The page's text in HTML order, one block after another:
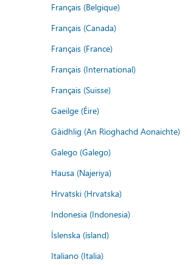
Français (Belgique)
Français (Canada)
Français (France)
Français (International)
Français (Suisse)
Gaeilge (Éire)
Gàidhlig (An Rìoghachd Aonaichte)
Galego (Galego)
Hausa (Najeriya)
Hrvatski (Hrvatska)
Indonesia (Indonesia)
Íslenska (ísland)
Italiano (Italia)